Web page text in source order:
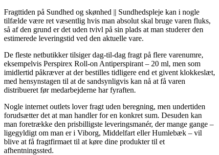
Fragttiden på Sundhed og skønhed || Sundhedspleje kan i nogle
tilfælde være ret væsentlig hvis man absolut skal bruge varen fluks,
så af den grund er det uden tvivl på sin plads at man studerer den
estimerede leveringstid ved den aktuelle vare.
De fleste netbutikker tilsiger dag-til-dag fragt på flere varenumre,
eksempelvis Perspirex Roll-on Antiperspirant – 20 ml, men som
imidlertid påkræver at der bestilles tidligere end et givent klokkeslæt,
med hensynstagen til at de sandsynligvis kan nå at få varen
distribueret før medarbejderne har fyraften.
Nogle internet outlets lover fragt uden beregning, men undertiden
forudsætter det at man handler for en konkret sum. Desuden kan
man foretrække den prisbilligste leveringsmanér, der mange gange –
ligegyldigt om man er i Viborg, Middelfart eller Humlebæk – vil
blive at få fragtfirmaet til at køre dine produkter til et
afhentningssted.